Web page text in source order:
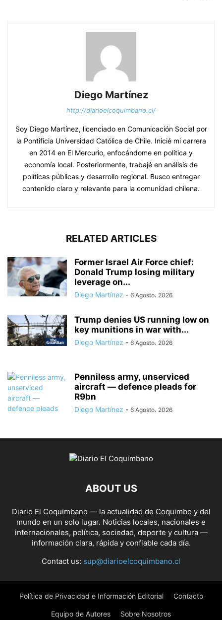
Diego Martínez
http://diarioelcoquimbano.cl/
Soy Diego Martínez, licenciado en Comunicación Social por
la Pontificia Universidad Católica de Chile. Inicié mi carrera
en 2014 en El Mercurio, enfocándome en política y
economía local. Posteriormente, trabajé en análisis de
políticas públicas y desarrollo regional. Busco entregar
contenido claro y relevante para la comunidad chilena.
RELATED ARTICLES
Former Israel Air Force chief:
Donald Trump losing military
leverage on...
Diego Martínez - 6 Agosto، 2026
Trump denies US running low on
key munitions in war with...
Diego Martínez - 6 Agosto، 2026
Penniless army, unserviced
aircraft — defence pleads for
R9bn
Diego Martínez - 6 Agosto، 2026
ABOUT US
Diario El Coquimbano — la actualidad de Coquimbo y del
mundo en un solo lugar. Noticias locales, nacionales e
internacionales, política, sociedad, deporte y cultura —
información clara, rápida y confiable cada día.
Contact us: sup@diarioelcoquimbano.cl
Política de Privacidad e Información Editorial Contacto
Equipo de Autores Sobre Nosotros